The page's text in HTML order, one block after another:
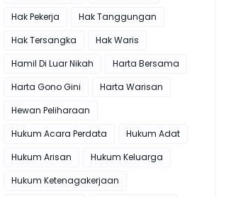
Hak Pekerja
Hak Tanggungan
Hak Tersangka
Hak Waris
Hamil Di Luar Nikah
Harta Bersama
Harta Gono Gini
Harta Warisan
Hewan Peliharaan
Hukum Acara Perdata
Hukum Adat
Hukum Arisan
Hukum Keluarga
Hukum Ketenagakerjaan